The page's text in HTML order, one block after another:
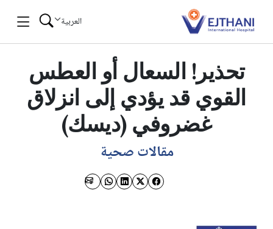
العربية
تحذير! السعال أو العطس
القوي قد يؤدي إلى انزلاق
غضروفي (ديسك)
مقالات صحية